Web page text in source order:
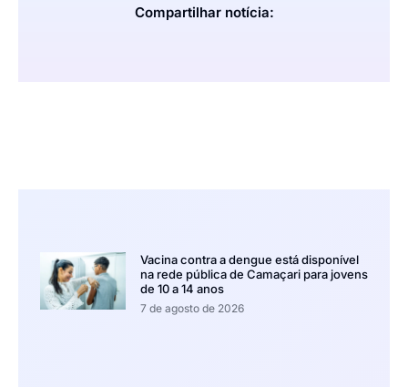
Compartilhar notícia:
Vacina contra a dengue está disponível
na rede pública de Camaçari para jovens
de 10 a 14 anos
7 de agosto de 2026